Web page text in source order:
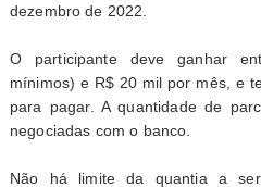
dezembro de 2022.
O participante deve ganhar
mínimos) e R$ 20 mil por mês, e
para pagar. A quantidade de
negociadas com o banco.
Não há limite da quantia a